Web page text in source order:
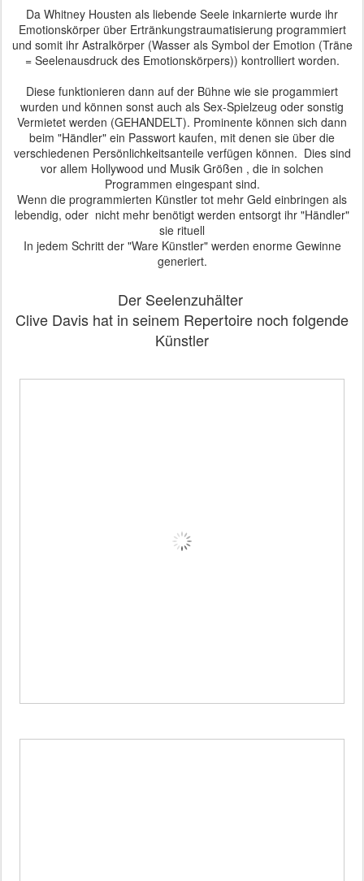
Da Whitney Housten als liebende Seele inkarnierte wurde ihr
Emotionskörper über Ertränkungstraumatisierung programmiert
und somit ihr Astralkörper (Wasser als Symbol der Emotion (Träne
= Seelenausdruck des Emotionskörpers)) kontrolliert worden.
Diese funktionieren dann auf der Bühne wie sie progammiert
wurden und können sonst auch als Sex-Spielzeug oder sonstig
Vermietet werden (GEHANDELT). Prominente können sich dann
beim "Händler" ein Passwort kaufen, mit denen sie über die
verschiedenen Persönlichkeitsanteile verfügen können. Dies sind
vor allem Hollywood und Musik Größen , die in solchen
Programmen eingespant sind.
Wenn die programmierten Künstler tot mehr Geld einbringen als
lebendig, oder nicht mehr benötigt werden entsorgt ihr "Händler"
sie rituell
In jedem Schritt der "Ware Künstler" werden enorme Gewinne
generiert.
Der Seelenzuhälter
Clive Davis hat in seinem Repertoire noch folgende
Künstler